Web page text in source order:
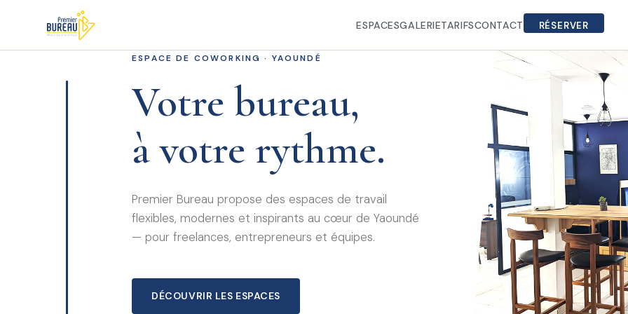
ESPACESGALERIETARIFSCONTACT RÉSERVER
ESPACE DE COWORKING · YAOUNDÉ
Votre bureau,
à votre rythme.
Premier Bureau propose des espaces de travail
flexibles, modernes et inspirants au cœur de Yaoundé
— pour freelances, entrepreneurs et équipes.
DÉCOUVRIR LES ESPACES